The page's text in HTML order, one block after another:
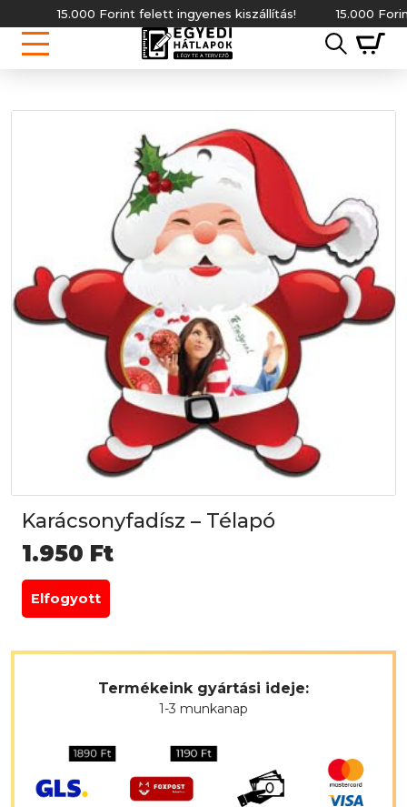
15.000 Forint felett ingyenes kiszállítás! 15.000 Forint
Karácsonyfadísz – Télapó
1.950 Ft
Elfogyott
Termékeink gyártási ideje:
1-3 munkanap